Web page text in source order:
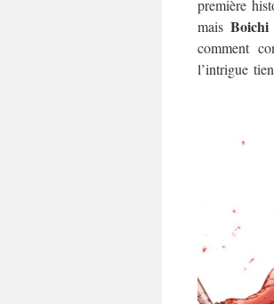
première
maisBoichi
comment
l’intrigue